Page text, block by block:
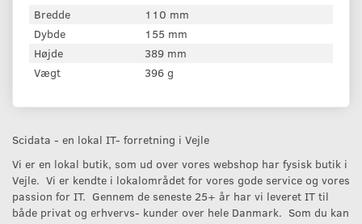
Bredde
110 mm
Dybde
155 mm
Højde
389 mm
Vægt
396 g
Scidata - en lokal IT- forretning i Vejle
Vi er en lokal butik, som ud over vores webshop har fysisk butik i
Vejle. Vi er kendte i lokalområdet for vores gode service og vores
passion for IT. Gennem de seneste 25+ år har vi leveret IT til
både privat og erhvervs- kunder over hele Danmark. Som du kan